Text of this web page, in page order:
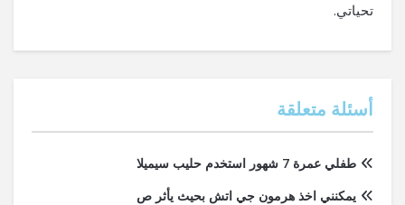
تحياتي.
أسئلة متعلقة
طفلي عمرة 7 شهور استخدم حليب سيميلا
يمكنني اخذ هرمون جي اتش بحيث يأثر ص